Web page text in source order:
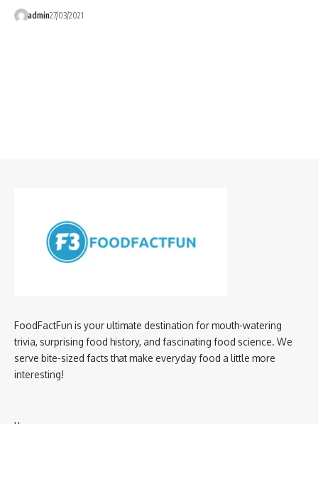
admin27/03/2021
FoodFactFun is your ultimate destination for mouth-watering
trivia, surprising food history, and fascinating food science. We
serve bite-sized facts that make everyday food a little more
interesting!
Home